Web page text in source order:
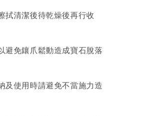
拭清潔後待乾燥後再行收
避免鑲爪鬆動造成寶石脫落
及使用時請避免不當施力造